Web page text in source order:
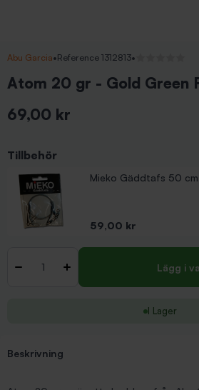
Abu Garcia•Reference 1312813•
Atom 20 gr - Gold Green
69,00 kr
Tillbehör
Mieko Gäddtafs 50
Pris
59,00 kr
- + Lägg i
I Lager
Beskrivning